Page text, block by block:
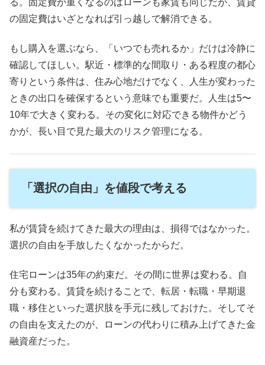
の固定費はいざとなれば引っ越しで解消できる。
もし購入を選ぶなら、「いつでも売れるか」だけは冷静に
確認してほしい。駅近・標準的な間取り・ある程度の都心
寄りという条件は、住み心地だけでなく、人生が変わった
ときの出口を確保するという意味でも重要だ。人生は5〜
10年で大きく変わる。その変化に対応できる物件かどう
かが、長い目で見た最大のリスク管理になる。
「選択の自由」を値段で考える
私が賃貸を続けてきた最大の理由は、損得ではなかった。
選択の自由を手放したくなかったからだ。
住宅ローンは35年の約束だ。その間に世界は変わる。自
分も変わる。賃貸を続けることで、転居・転職・早期退
職・移住といった選択肢を手元に残しておけた。そしてそ
の自由を支えたのが、ローンの代わりに積み上げてきた金
融資産だった。